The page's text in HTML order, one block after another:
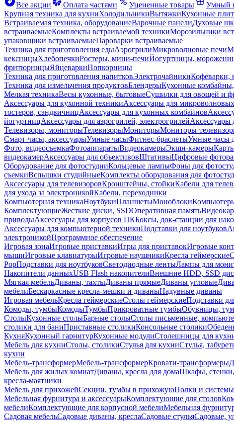
Все акции
Оплата частями Уцененные товары Умный
Крупная техника для кухниХолодильникиВытяжкиКухонные
Встраиваемая техника, оборудованиеВарочные панелиДуховые
встраиваемыеКомплекты встраиваемой техникиМорозильники
упаковщики встраиваемыеПароварки встраиваемые
Техника для приготовления едыАэрогрилиМикроволновые печи
кексницыХлебопечкиРостеры, мини-печиЙогуртницы,
фритюрницыЯйцеваркиПопкорницы
Техника для приготовления напитковЭлектрочайникиКофеварки,
Техника для измельчения продуктовБлендерыКухонные комбайны,
Мелкая техникаВесы кухонные, бытовыеСушилки для овощей и
Аксессуары для кухонной техникиАксессуары для
тостеров, сэндвичницАксессуары для кухонных комбайнов
йогуртницАксессуары для аэрогрилей, электрогрилейАксессуары
Телевизоры, мониторыТелевизорыМониторыМониторы-
Смарт-часы, аксессуарыУмные часыФитнес-браслетыУмные часы
Фото, видеосъемкаФотоаппаратыВидеокамерыЭкшн-камеры
видеокамерАксессуары для объективовШтативыЦифровые
Оборудование для фотостудииКольцевые лампыФоны для
съемкиВспышки студийныеКомплекты оборудования для
Аксессуары для телевизоровКронштейны, стойкиКабели для
для ухода за электроникойКабели, переходники
Компьютерная техникаНоутбукиПланшетыМоноблоки
КомплектующиеЖесткие диски, SSDОперативная память
приводыАксессуары для корпусов ПКБоксы, док-станции для
Аксессуары для компьютерной техникиПодставки для ноутбуков
электроникойПрограммное обеспечение
Игровая зонаИгровые приставкиИгры для приставокИгровые
мышиИгровые клавиатурыИгровые наушникиКресла геймерские
PopПодставки для ноутбуковСветодиодные лентыЛампы для
Накопители данныхUSB Flash накопителиВнешние HDD, SSD
Мягкая мебельДиваны, тахтыДиваны прямыеДиваны угловые
мебелиБескаркасные кресла-мешки и диваныНадувные диваны
Игровая мебельКресла геймерскиеСтолы геймерскиеПодставки
Комоды, тумбыКомодыТумбыПрикроватные тумбыОбувницы,
СтолыКухонные столыБарные столыСтолы письменные,
столики для баниПриставные столикиКонсольные столики
КухняКухонный гарнитурКухонные модулиСтолешницы для
Мебель для кухниСтолы, столикиСтулья для кухниСтулья,
кухни
Мебель-трансформерМебель-трансформерКровати-трансформеры
Мебель для жилых комнатДиваны, кресла для домаШкафы,
кресла-маятники
Мебель для прихожейСекции, тумбы в прихожуюПолки и
Мебельная фурнитура и аксессуарыКомплектующие для столов
мебелиКомплектующие для корпусной мебелиМебельная
Садовая мебельСадовые диваны, креслаСадовые стульяСадовые,